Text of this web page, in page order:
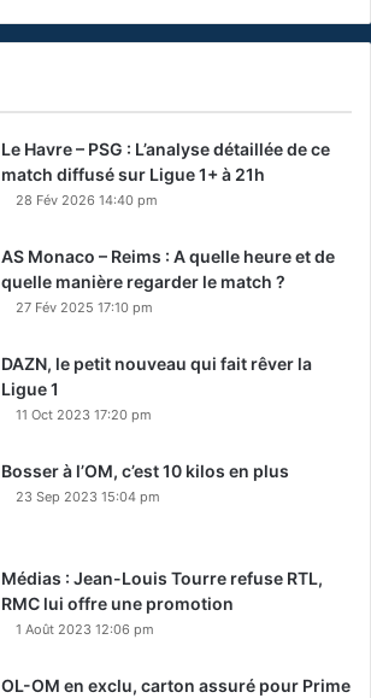
Le Havre – PSG : L’analyse détaillée de ce
match diffusé sur Ligue 1+ à 21h
28 Fév 2026 14:40 pm
AS Monaco – Reims : A quelle heure et de
quelle manière regarder le match ?
27 Fév 2025 17:10 pm
DAZN, le petit nouveau qui fait rêver la
Ligue 1
11 Oct 2023 17:20 pm
Bosser à l’OM, c’est 10 kilos en plus
23 Sep 2023 15:04 pm
Médias : Jean-Louis Tourre refuse RTL,
RMC lui offre une promotion
1 Août 2023 12:06 pm
OL-OM en exclu, carton assuré pour Prime